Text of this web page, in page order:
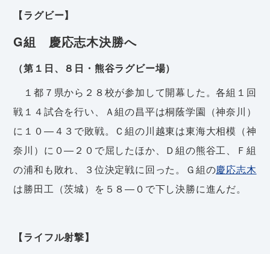
【ラグビー】
G組 慶応志木決勝へ
（第１日、８日・熊谷ラグビー場）
１都７県から２８校が参加して開幕した。各組１回
戦１４試合を行い、Ａ組の昌平は桐蔭学園（神奈川）
に１０―４３で敗戦。Ｃ組の川越東は東海大相模（神
奈川）に０―２０で屈したほか、Ｄ組の熊谷工、Ｆ組
の浦和も敗れ、３位決定戦に回った。Ｇ組の慶応志木
は勝田工（茨城）を５８―０で下し決勝に進んだ。
【ライフル射撃】